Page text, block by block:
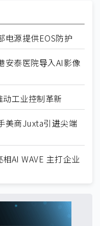
电源提供EOS防护
安泰医院导入AI影像
工业控制革新
美商Juxta引进尖端
AI WAVE 主打企业